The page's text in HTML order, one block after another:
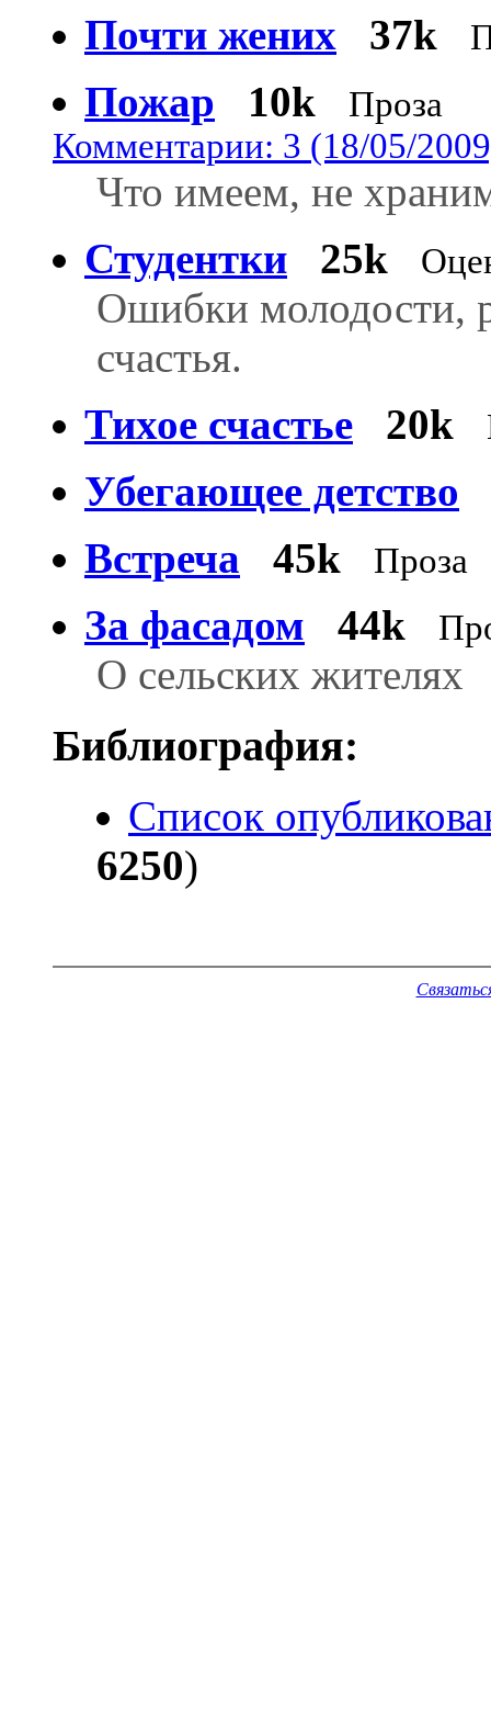
Почти жених 37k
Пожар 10k
Проза
Комментарии: 3 (18/05/
Что имеем, не
Студентки
25k
Ошибки молодости,
счастья.
Тихое счастье
20k
Убегающее детство
Встреча
45k Проза
За фасадом 44k
О сельских жителях
Библиография:
Список
6250)